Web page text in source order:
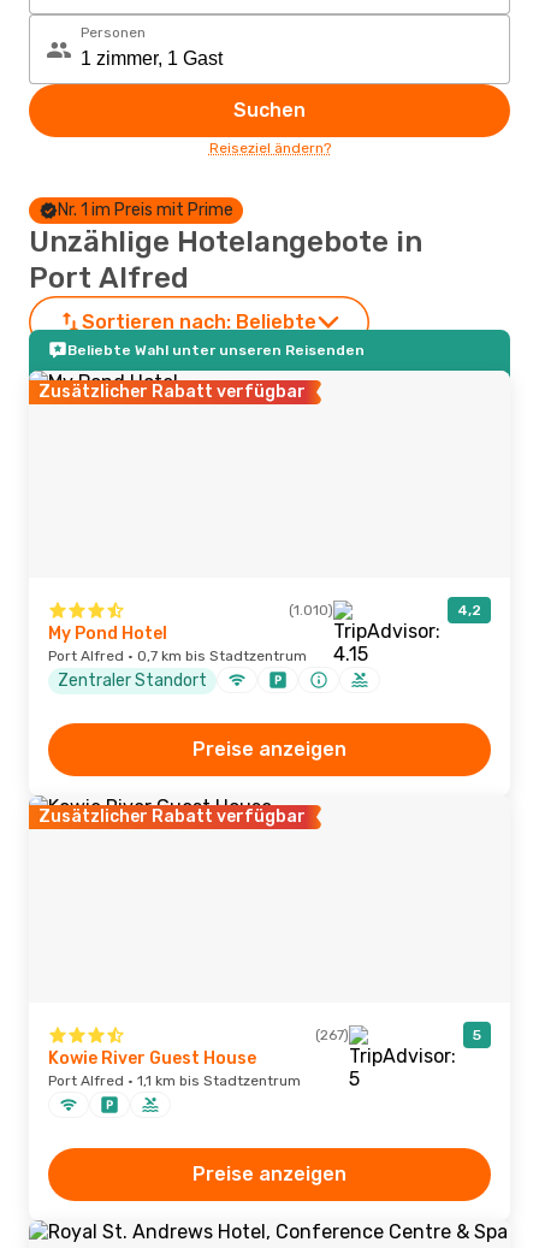
Personen
Suchen
Reiseziel ändern?
Nr. 1 im Preis mit Prime
Unzählige Hotelangebote in
Port Alfred
Sortieren nach: Beliebte
Beliebte Wahl unter unseren Reisenden
Zusätzlicher Rabatt verfügbar
(1.010) 4,2
My Pond Hotel
Port Alfred · 0,7 km bis Stadtzentrum
Zentraler Standort
Preise anzeigen
Zusätzlicher Rabatt verfügbar
(267) 5
Kowie River Guest House
Port Alfred · 1,1 km bis Stadtzentrum
Preise anzeigen